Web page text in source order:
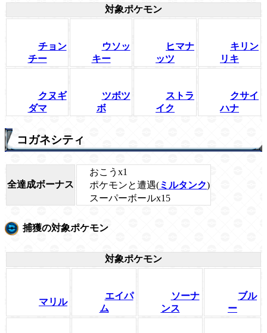
対象ポケモン
チョン
チー
ウソッ
キー
ヒマナ
ッツ
キリン
リキ
クヌギ
ダマ
ツボツ
ボ
ストラ
イク
クサイ
ハナ
コガネシティ
全達成ボーナス
おこうx1
ポケモンと遭遇(ミルタンク)
スーパーボールx15
捕獲の対象ポケモン
対象ポケモン
マリル
エイパ
ム
ソーナ
ンス
ブル
ー